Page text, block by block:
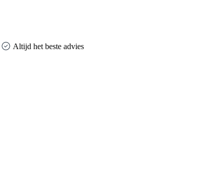
Altijd het beste advies